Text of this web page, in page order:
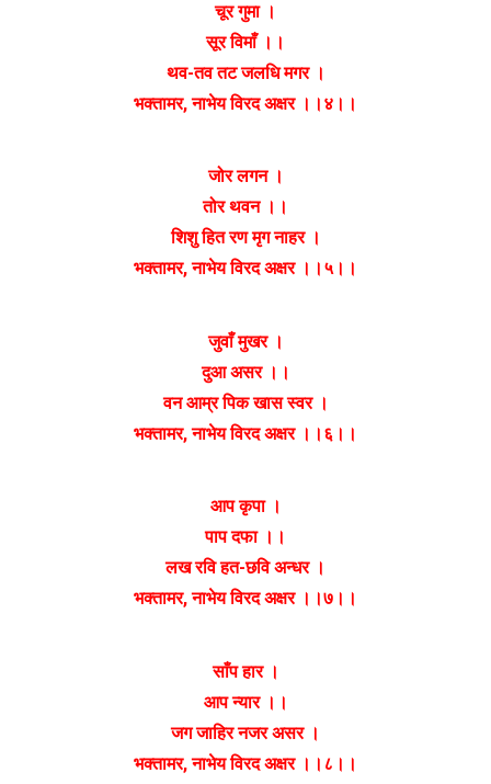
चूर गुमा ।
सूर विमाँ ।।
थव-तव तट जलधि मगर ।
भक्तामर, नाभेय विरद अक्षर ।।४।।
जोर लगन ।
तोर थवन ।।
शिशु हित रण मृग नाहर ।
भक्तामर, नाभेय विरद अक्षर ।।५।।
जुवाँ मुखर ।
दुआ असर ।।
वन आम्र पिक खास स्वर ।
भक्तामर, नाभेय विरद अक्षर ।।६।।
आप कृपा ।
पाप दफा ।।
लख रवि हत-छवि अन्धर ।
भक्तामर, नाभेय विरद अक्षर ।।७।।
साँप हार ।
आप न्यार ।।
जग जाहिर नजर असर ।
भक्तामर, नाभेय विरद अक्षर ।।८।।